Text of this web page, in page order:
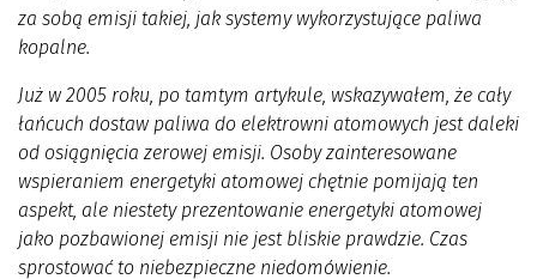
za sobą emisji takiej, jak systemy wykorzystujące paliwa
kopalne.
Już w 2005 roku, po tamtym artykule, wskazywałem, że cały
łańcuch dostaw paliwa do elektrowni atomowych jest daleki
od osiągnięcia zerowej emisji. Osoby zainteresowane
wspieraniem energetyki atomowej chętnie pomijają ten
aspekt, ale niestety prezentowanie energetyki atomowej
jako pozbawionej emisji nie jest bliskie prawdzie. Czas
sprostować to niebezpieczne niedomówienie.